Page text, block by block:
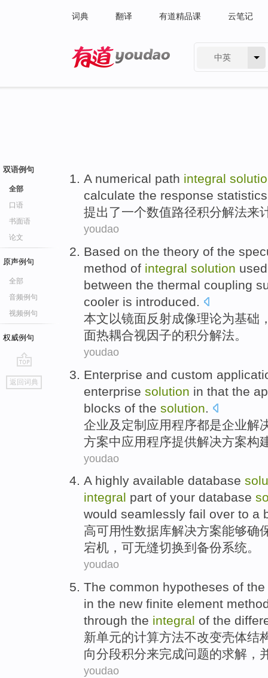
词典 翻译 有道精品课 云笔记
中英
双语例句
全部
口语
书面语
论文
原声例句
全部
音频例句
视频例句
权威例句
go
top
返回词典
A numerical path integral
calculate the response statistics
提出了一个数值路径积分解法来
youdao
Based on the theory of the
method of integral solution
between the thermal coupling
cooler is introduced.
本文以镜面反射成像理论为基础
面热耦合视因子的积分解法。
youdao
Enterprise and custom
enterprise solution in that the
blocks of the solution
企业及 定制 应用程序都是企业解
方案中应用程序提供解决方案构
youdao
A highly available database
integral part of your database
would seamlessly fail over to a
高可用性数据库解决方案能够确
宕机， 可无缝切换到 备份系统。
youdao
The common hypotheses of the
in the new finite element
through the integral of the
新单元的计算方法不改变壳体结
向分段积分来完成问题的求解 ，
youdao